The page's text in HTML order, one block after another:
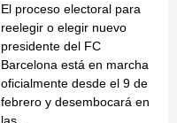
El proceso electoral para
reelegir o elegir nuevo
presidente del FC
Barcelona está en marcha
oficialmente desde el 9 de
febrero y desembocará en
las...